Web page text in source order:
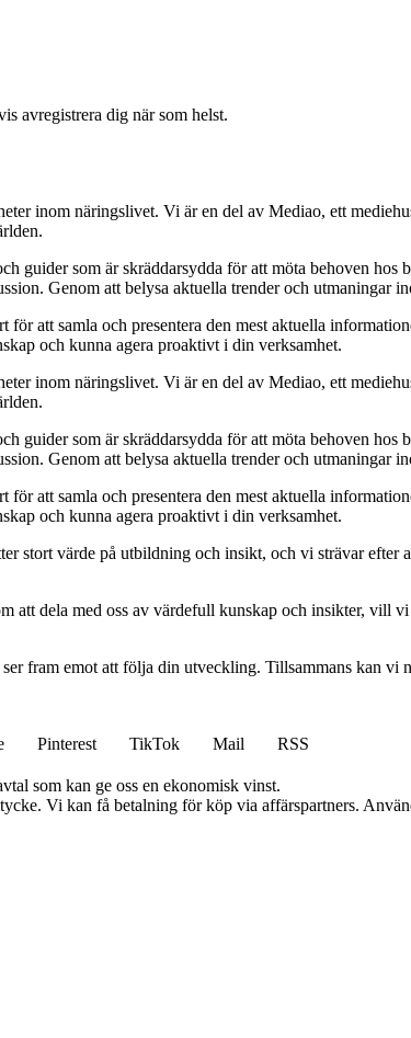
avregistrera dig när som helst.
inom näringslivet. Vi är en del av Mediao, ett
guider som är skräddarsydda för att möta behoven
Genom att belysa aktuella trender och utmaningar
för att samla och presentera den mest aktuella
och kunna agera proaktivt i din verksamhet.
inom näringslivet. Vi är en del av Mediao, ett
guider som är skräddarsydda för att möta behoven
Genom att belysa aktuella trender och utmaningar
för att samla och presentera den mest aktuella
och kunna agera proaktivt i din verksamhet.
stort värde på utbildning och insikt, och vi strävar
att dela med oss av värdefull kunskap och insikter, vill
fram emot att följa din utveckling. Tillsammans kan
Pinterest TikTok Mail
RSS
som kan ge oss en ekonomisk vinst.
Vi kan få betalning för köp via affärspartners.